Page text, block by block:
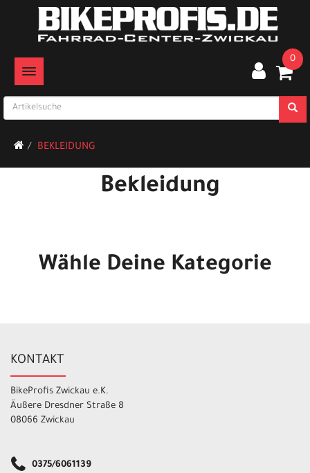
TOGGLE NAVIGATION
0
BEKLEIDUNG
Bekleidung
Wähle Deine Kategorie
KONTAKT
BikeProfis Zwickau e.K.
Äußere Dresdner Straße 8
08066 Zwickau
0375/6061139